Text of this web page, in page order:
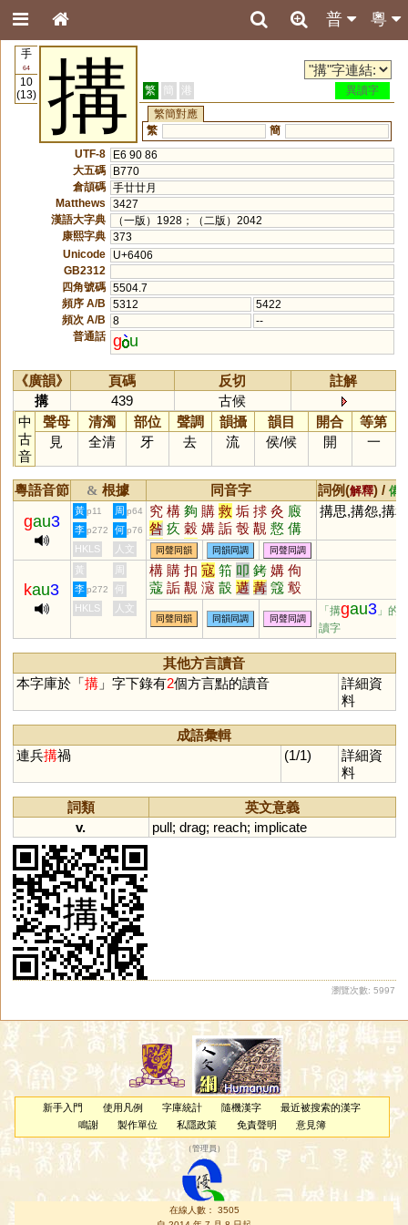
粵
普
手
64
10
(13)
搆 繁 簡 港
異讀字
繁簡對應
繁
簡
UTF-8
E6 90 86
大五碼
B770
倉頡碼 手廿廿月
Matthews
3427
漢語大字典
（一版）1928；（二版）2042
康熙字典 373
Unicode
U+6406
GB2312
四角號碼 5504.7
頻序 A/B
5312
5422
頻次 A/B
8
--
普通話 g u
《廣韻》 頁碼 反切
註解
搆
439
古候
中
古
音
聲母 清濁 部位 聲調 韻攝 韻目 開合
等第
見
全清 牙 去 流 侯/候 開 一
粵語音節 & 根據 同音字 詞例(解釋) / 備
gau3
黃 p11 周 p64 究 構 夠 購 救 垢 捄 灸 廄
咎 疚 穀 媾 詬 彀 覯 慦 傋
冓 姤 遘 雊
搆思,搆怨,搆和
李 p272 何 p76
HKLS 人文 同聲同韻 同韻同調 同聲同調
kau3
黃 周 構 購 扣 寇 筘 叩 銬 媾 佝
蔻 詬 覯 滱 瞉 遘 冓 簆 鷇
李 p272
何
HKLS
人文
同聲同韻 同韻同調 同聲同調
「搆gau3 」的
讀字
其他方言讀音
本字庫於「搆」字下錄有2個方言點的讀音
詳細資
料
成語彙輯
連兵搆禍 (1/1)
詳細資
料
詞類
英文意義
v.
pull; drag; reach; implicate
瀏覽次數: 5997
新手入門 使用凡例 字庫統計 隨機漢字
最近被搜索的漢字
鳴謝
製作單位 私隱政策 免責聲明 意見簿
（管理員 ）
在線人數： 3505